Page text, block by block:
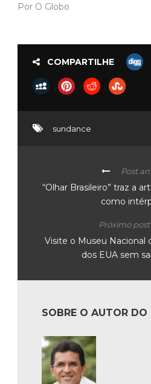
Por O Globo
COMPARTILHE
sundance
Post
“Olhar Brasileiro” traz a
como
Próximo post
Visite o Museu Nacional
dos EUA sem
SOBRE O AUTOR DO